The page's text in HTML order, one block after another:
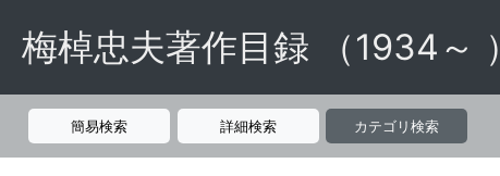
梅棹忠夫著作目録 （1934～ ）
簡易検索 詳細検索 カテゴリ検索